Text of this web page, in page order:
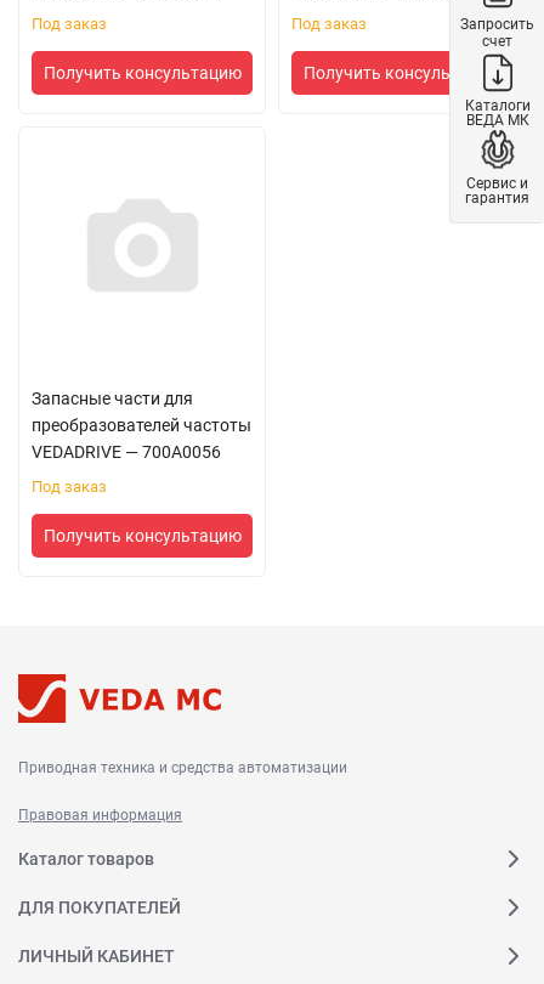
Под заказ
Получить консультацию
Под заказ
Получить консультацию
Запасные части для
преобразователей частоты
VEDADRIVE — 700A0056
Под заказ
Получить консультацию
Приводная техника и средства автоматизации
Правовая информация
Каталог товаров
ДЛЯ ПОКУПАТЕЛЕЙ
ЛИЧНЫЙ КАБИНЕТ
Запросить
счет
Каталоги
ВЕДА МК
Сервис и
гарантия